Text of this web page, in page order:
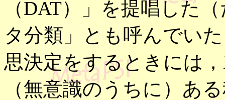
（DAT）」を提唱した
タ分類」とも呼んでい
思決定をするときには
（無意識のうちに）あ